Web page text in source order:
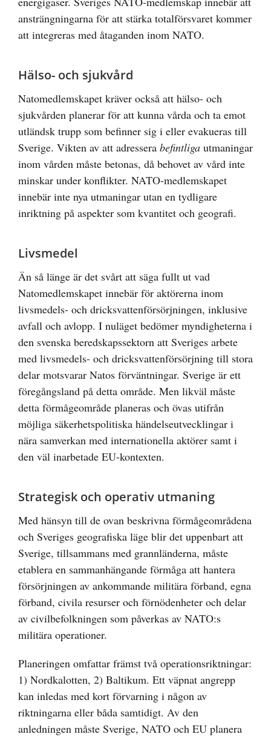
ansträngningarna för att stärka totalförsvaret kommer
att integreras med åtaganden inom NATO.
Hälso- och sjukvård
Natomedlemskapet kräver också att hälso- och
sjukvården planerar för att kunna vårda och ta emot
utländsk trupp som befinner sig i eller evakueras till
Sverige. Vikten av att adressera befintliga utmaningar
inom vården måste betonas, då behovet av vård inte
minskar under konflikter. NATO-medlemskapet
innebär inte nya utmaningar utan en tydligare
inriktning på aspekter som kvantitet och geografi.
Livsmedel
Än så länge är det svårt att säga fullt ut vad
Natomedlemskapet innebär för aktörerna inom
livsmedels- och dricksvattenförsörjningen, inklusive
avfall och avlopp. I nuläget bedömer myndigheterna i
den svenska beredskapssektorn att Sveriges arbete
med livsmedels- och dricksvattenförsörjning till stora
delar motsvarar Natos förväntningar. Sverige är ett
föregångsland på detta område. Men likväl måste
detta förmågeområde planeras och övas utifrån
möjliga säkerhetspolitiska händelseutvecklingar i
nära samverkan med internationella aktörer samt i
den väl inarbetade EU-kontexten.
Strategisk och operativ utmaning
Med hänsyn till de ovan beskrivna förmågeområdena
och Sveriges geografiska läge blir det uppenbart att
Sverige, tillsammans med grannländerna, måste
etablera en sammanhängande förmåga att hantera
försörjningen av ankommande militära förband, egna
förband, civila resurser och förnödenheter och delar
av civilbefolkningen som påverkas av NATO:s
militära operationer.
Planeringen omfattar främst två operationsriktningar:
1) Nordkalotten, 2) Baltikum. Ett väpnat angrepp
kan inledas med kort förvarning i någon av
riktningarna eller båda samtidigt. Av den
anledningen måste Sverige, NATO och EU planera